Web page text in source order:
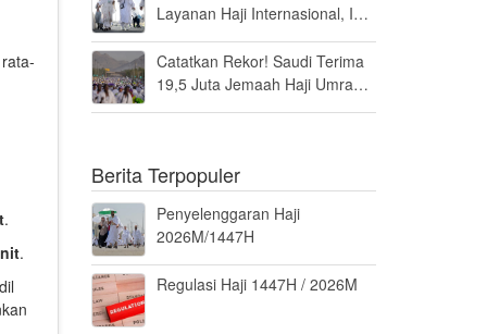
.
.
Layanan Haji Internasional, Ini
Catatkan Rekor! Saudi Terima
19,5 Juta Jemaah Haji Umrah
Berita Terpopuler
Penyelenggaran Haji
2026M/1447H
Regulasi Haji 1447H / 2026M